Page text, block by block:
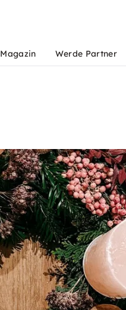
Magazin Werde Partner